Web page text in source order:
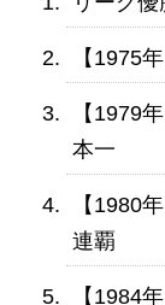
【1975
【1979
本一
【1980
連覇
【1984